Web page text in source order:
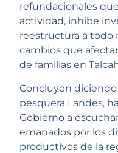
refundacionales
actividad, inhibe
reestructura a todo
cambios que
de familias en
Concluyen
pesquera Landes,
Gobierno a
emanados por los
productivos de la